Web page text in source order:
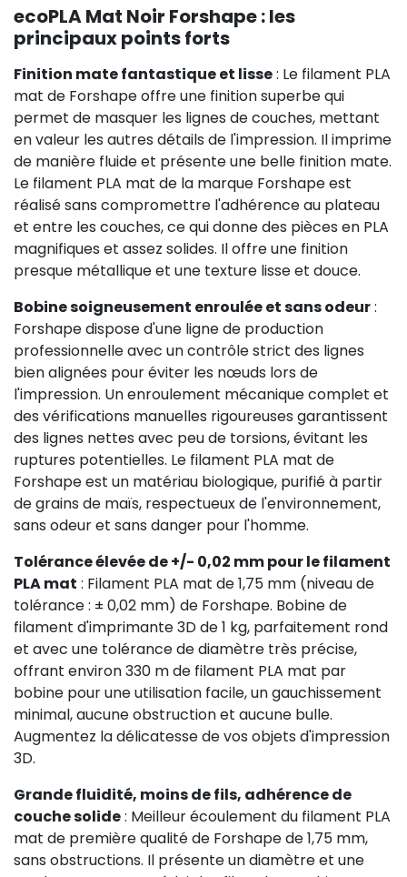
ecoPLA Mat Noir Forshape : les
principaux points forts
Finition mate fantastique et lisse: Le filament PLA
mat de Forshape offre une finition superbe qui
permet de masquer les lignes de couches, mettant
en valeur les autres détails de l'impression. Il imprime
de manière fluide et présente une belle finition mate.
Le filament PLA mat de la marque Forshape est
réalisé sans compromettre l'adhérence au plateau
et entre les couches, ce qui donne des pièces en PLA
magnifiques et assez solides. Il offre une finition
presque métallique et une texture lisse et douce.
Bobine soigneusement enroulée et sans odeur:
Forshape dispose d'une ligne de production
professionnelle avec un contrôle strict des lignes
bien alignées pour éviter les nœuds lors de
l'impression. Un enroulement mécanique complet et
des vérifications manuelles rigoureuses garantissent
des lignes nettes avec peu de torsions, évitant les
ruptures potentielles. Le filament PLA mat de
Forshape est un matériau biologique, purifié à partir
de grains de maïs, respectueux de l'environnement,
sans odeur et sans danger pour l'homme.
Tolérance élevée de +/- 0,02 mm pour le filament
PLA mat : Filament PLA mat de 1,75 mm (niveau de
tolérance : ± 0,02 mm) de Forshape. Bobine de
filament d'imprimante 3D de 1 kg, parfaitement rond
et avec une tolérance de diamètre très précise,
offrant environ 330 m de filament PLA mat par
bobine pour une utilisation facile, un gauchissement
minimal, aucune obstruction et aucune bulle.
Augmentez la délicatesse de vos objets d'impression
3D.
Grande fluidité, moins de fils, adhérence de
couche solide: Meilleur écoulement du filament PLA
mat de première qualité de Forshape de 1,75 mm,
sans obstructions. Il présente un diamètre et une